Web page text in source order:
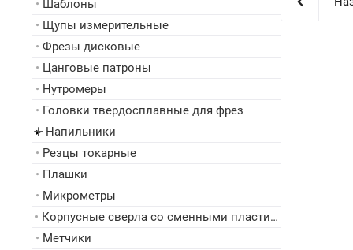
• Шаблоны
• Щупы измерительные
• Фрезы дисковые
• Цанговые патроны
• Нутромеры
• Головки твердосплавные для фрез
▸ Напильники
• Резцы токарные
• Плашки
• Микрометры
•
Корпусные сверла со сменными пластинами
• Метчики